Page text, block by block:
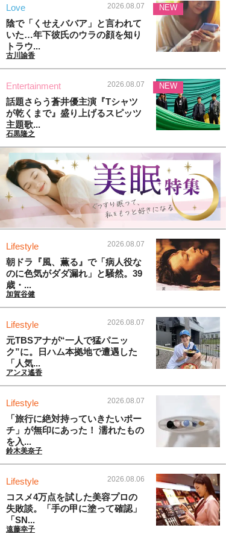
Love 2026.08.07
陰で「くせえババア」と言われて
いた…年下彼氏のウラの顔を知り
トラウ...
古川諭香
NEW
Entertainment 2026.08.07
話題さらう蒼井優主演『Tシャツ
が乾くまで』盛り上げるスピッツ
主題歌...
石黒隆之
NEW
Lifestyle 2026.08.07
朝ドラ『風、薫る』で「病人役な
のに色気がダダ漏れ」と騒然。39
歳・...
加賀谷健
Lifestyle 2026.08.07
元TBSアナが“一人で猛パニッ
ク”に。日ハム本拠地で遭遇した
「人気...
アンヌ遙香
Lifestyle 2026.08.07
「旅行に絶対持っていきたいポー
チ」が無印にあった！ 濡れたもの
を入...
鈴木美奈子
Lifestyle 2026.08.06
コスメ4万点を試した美容プロの
失敗談。「手の甲に塗って確認」
「SN...
遠藤幸子